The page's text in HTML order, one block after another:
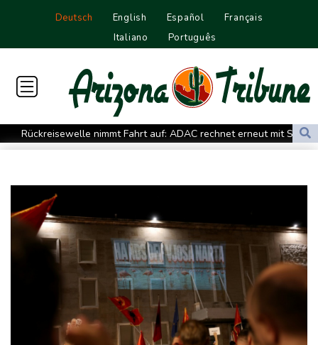
Deutsch English Español
Français
Italiano
Português
Rückreisewelle nimmt Fahrt auf: ADAC rechnet erneut mit Staus
an Wochenende
Frachtmaschine zu
Behörden: Zwölf Tote bei ukrainischem Drohnenangriff in
Zentralrussland
E-Scooter-Bestand steigt auf 1,66 Millionen - 1,36 Millionen in
Klingbeils Steuerpläne stoßen weiter auf Kritik
Grünen-Politiker Janosch Dahmen fordert nationalen
Hitzeschutzplan